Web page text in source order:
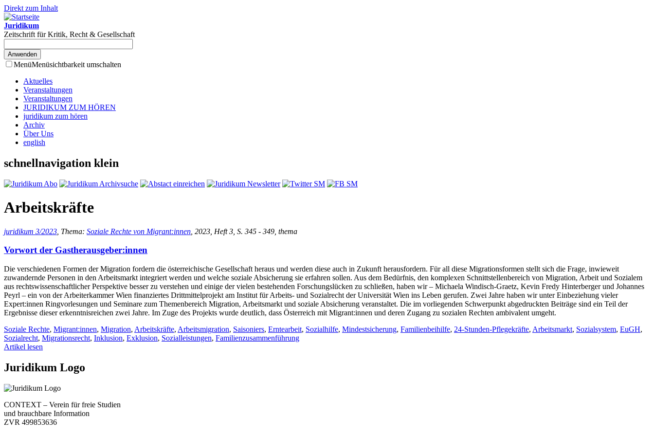
Direkt zum Inhalt
Juridikum
Zeitschrift für Kritik, Recht & Gesellschaft
MenüMenüsichtbarkeit umschalten
Aktuelles
Veranstaltungen
Veranstaltungen
JURIDIKUM ZUM HÖREN
juridikum zum hören
Archiv
Über Uns
english
schnellnavigation klein
Arbeitskräfte
juridikum 3/2023 , Thema: Soziale Rechte von Migrant:innen , 2023, Heft 3, S. 345 - 349, thema
Vorwort der Gastherausgeber:innen
Die verschiedenen Formen der Migration fordern die österreichische Gesellschaft heraus und werden diese auch in Zukunft herausfordern. Für all diese Migrationsformen stellt sich die Frage, inwieweit
zuwandernde Personen in den Arbeitsmarkt integriert werden und welche soziale Absicherung sie erfahren sollen. Aus dem Bedürfnis, den komplexen Schnittstellenbereich von Migration, Arbeit und Sozialem
aus rechtswissenschaftlicher Perspektive besser zu verstehen und einige der vielen bestehenden Forschungslücken zu schließen, haben wir – Michaela Windisch-Graetz, Kevin Fredy Hinterberger und Johannes
Peyrl – ein von der Arbeiterkammer Wien finanziertes Drittmittelprojekt am Institut für Arbeits- und Sozialrecht der Universität Wien ins Leben gerufen. Zwei Jahre haben wir unter Einbeziehung vieler
Expert:innen Ringvorlesungen und Seminare zum Themenbereich Migration, Arbeitsmarkt und soziale Absicherung veranstaltet. Die im vorliegenden Schwerpunkt abgedruckten Beiträge sind ein Teil der
Ergebnisse dieser erkenntnisreichen zwei Jahre. Im Zuge des Projekts wurde deutlich, dass Österreich mit Migrant:innen und deren Zugang zu sozialen Rechten ambivalent umgeht.
Soziale Rechte, Migrant:innen, Migration, Arbeitskräfte, Arbeitsmigration, Saisoniers, Erntearbeit, Sozialhilfe, Mindestsicherung, Familienbeihilfe, 24-Stunden-Pflegekräfte, Arbeitsmarkt, Sozialsystem, EuGH,
Sozialrecht, Migrationsrecht, Inklusion, Exklusion, Sozialleistungen, Familienzusammenführung
Artikel lesen
Juridikum Logo
CONTEXT – Verein für freie Studien
und brauchbare Information
ZVR 499853636